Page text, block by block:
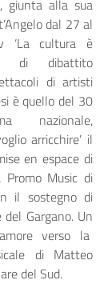
giunta alla sua
dal 27 al
‘La cultura è
di dibattito
di artisti
è quello del 30
nazionale,
arricchire’ il
en espace di
Promo Music di
il sostegno di
Gargano. Un
verso la
di Matteo
del Sud.